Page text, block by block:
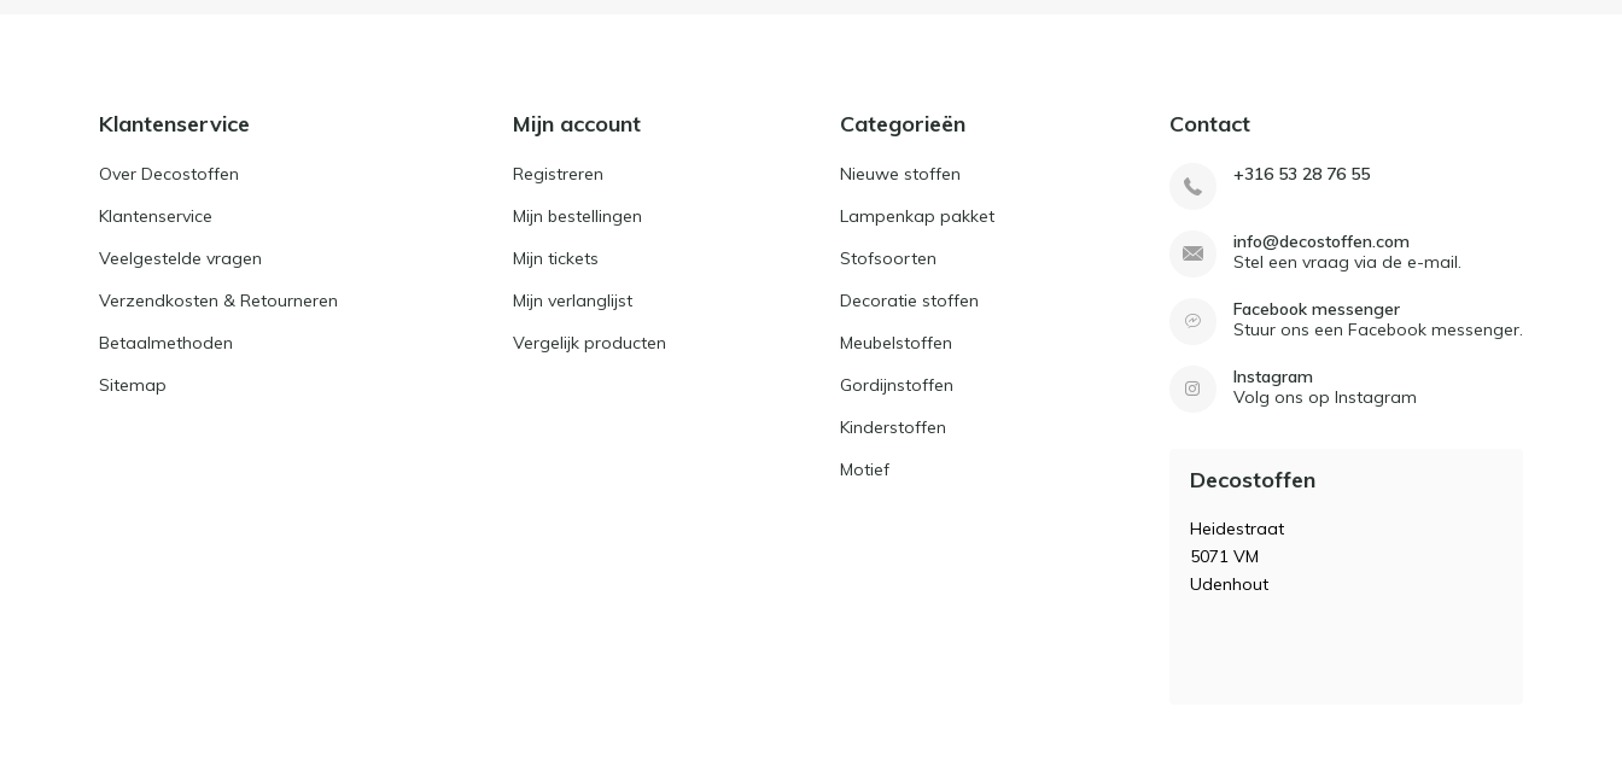
Klantenservice
Over Decostoffen
Klantenservice
Veelgestelde vragen
Verzendkosten & Retourneren
Betaalmethoden
Sitemap
Mijn account
Registreren
Mijn bestellingen
Mijn tickets
Mijn verlanglijst
Vergelijk producten
Categorieën
Nieuwe stoffen
Lampenkap pakket
Stofsoorten
Decoratie stoffen
Meubelstoffen
Gordijnstoffen
Kinderstoffen
Motief
Contact
+316 53 28 76 55
info@decostoffen.com
Stel een vraag via de e-mail.
Facebook messenger
Stuur ons een Facebook messenger.
Instagram
Volg ons op Instagram
Decostoffen
Heidestraat
5071 VM
Udenhout